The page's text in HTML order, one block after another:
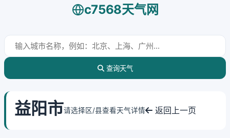
c7568天气网
查询天气
益阳市请选择区/县查看天气详情 返回上一页